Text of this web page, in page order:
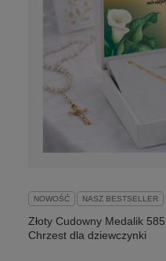
NOWOŚĆ NASZ BESTSELLER
Złoty Cudowny Medalik
Chrzest dla dziewczynki